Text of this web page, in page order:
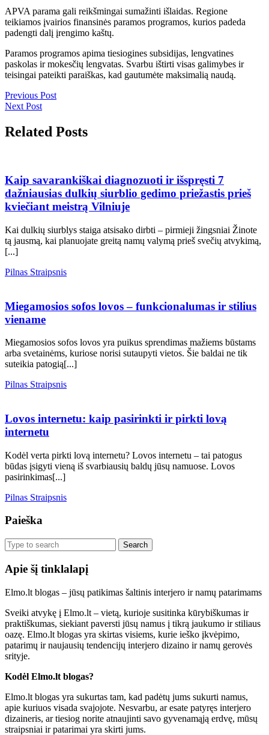
APVA parama gali reikšmingai sumažinti išlaidas. Regione
teikiamos įvairios finansinės paramos programos, kurios padeda
padengti dalį įrengimo kaštų.
Paramos programos apima tiesiogines subsidijas, lengvatines
paskolas ir mokesčių lengvatas. Svarbu ištirti visas galimybes ir
teisingai pateikti paraiškas, kad gautumėte maksimalią naudą.
Navigacija
tarp
įrašų
Previous PostPrevious
Next PostNext
Related Posts
diagnozuoti
ir
išspręsti
7
dulkių
siurblio
gedimo
prieš
Vilniuje
Kaip savarankiškai diagnozuoti ir išspręsti 7
dažniausias dulkių siurblio gedimo priežastis prieš
kviečiant meistrą Vilniuje
Kai dulkių siurblys staiga atsisako dirbti – pirmieji žingsniai Žinote
tą jausmą, kai planuojate greitą namų valymą prieš svečių atvykimą,
[...]
Pilnas StraipsnisPilnas
lovos
–
funkcionalumas
stilius
viename
Miegamosios sofos lovos – funkcionalumas ir stilius
viename
Miegamosios sofos lovos yra puikus sprendimas mažiems būstams
arba svetainėms, kuriose norisi sutaupyti vietos. Šie baldai ne tik
suteikia patogią[...]
Pilnas StraipsnisPilnas
kaip
pasirinkti
ir
lovą
internetu
Lovos internetu: kaip pasirinkti ir pirkti lovą
internetu
Kodėl verta pirkti lovą internetu? Lovos internetu – tai patogus
būdas įsigyti vieną iš svarbiausių baldų jūsų namuose. Lovos
pasirinkimas[...]
Pilnas StraipsnisPilnas
Paieška
Search
for:
Apie šį tinklalapį
Elmo.lt blogas – jūsų patikimas šaltinis interjero ir namų patarimams
Sveiki atvykę į Elmo.lt – vietą, kurioje susitinka kūrybiškumas ir
praktiškumas, siekiant paversti jūsų namus į tikrą jaukumo ir stiliaus
oazę. Elmo.lt blogas yra skirtas visiems, kurie ieško įkvėpimo,
patarimų ir naujausių tendencijų interjero dizaino ir namų gerovės
srityje.
Kodėl Elmo.lt blogas?
Elmo.lt blogas yra sukurtas tam, kad padėtų jums sukurti namus,
apie kuriuos visada svajojote. Nesvarbu, ar esate patyręs interjero
dizaineris, ar tiesiog norite atnaujinti savo gyvenamąją erdvę, mūsų
straipsniai ir patarimai yra skirti jums.